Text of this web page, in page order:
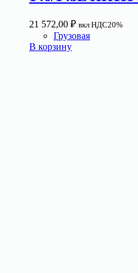
21 572,00 ₽ вкл НДС20%
Грузовая
В корзину